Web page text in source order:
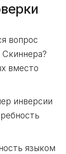
вопрос
вместо
инверсии
языком